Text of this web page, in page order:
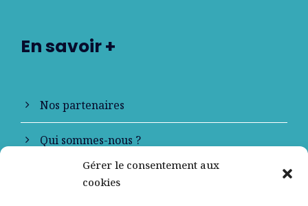
Gérer le consentement aux
cookies
En savoir +
Nos partenaires
Qui sommes-nous ?
Contactez-nous